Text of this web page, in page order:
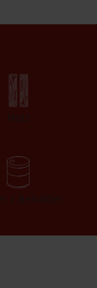
Holz
/ Behälter